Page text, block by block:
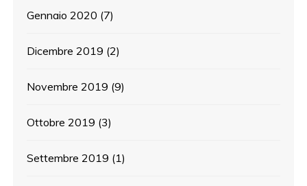
Gennaio 2020 (7)
Dicembre 2019 (2)
Novembre 2019 (9)
Ottobre 2019 (3)
Settembre 2019 (1)